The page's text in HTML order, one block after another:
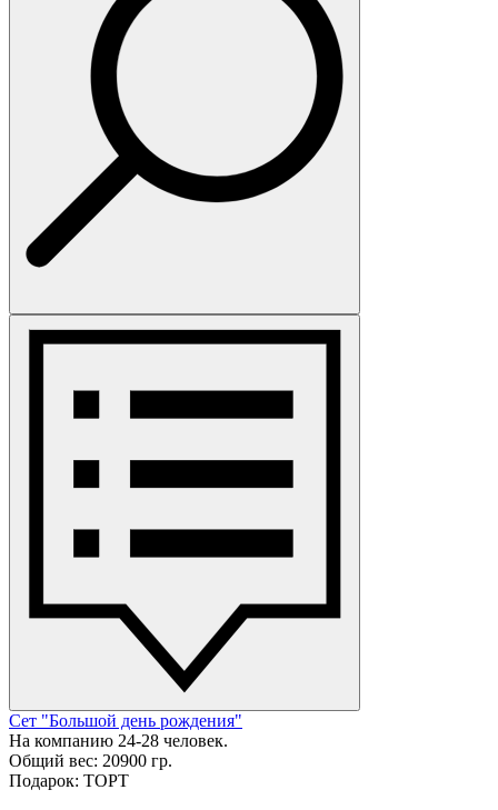
Сет "Большой день рождения"
На компанию 24-28 человек.
Общий вес: 20900 гр.
Подарок: ТОРТ